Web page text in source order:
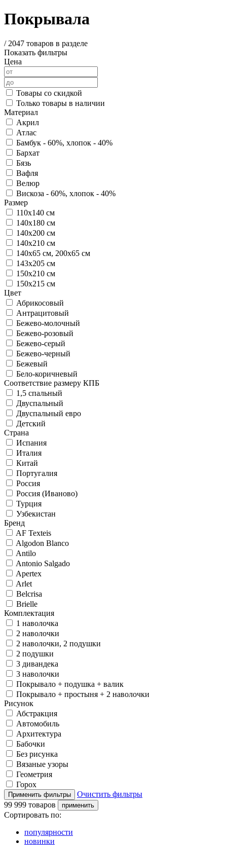
Покрывала
/ 2047 товаров в разделе
Показать фильтры
Цена
Товары со скидкой
Только товары в наличии
Материал
Акрил
Атлас
Бамбук - 60%, хлопок - 40%
Бархат
Бязь
Вафля
Велюр
Вискоза - 60%, хлопок - 40%
Размер
110х140 см
140х180 см
140х200 см
140х210 см
140х65 см, 200х65 см
143х205 см
150х210 см
150х215 см
Цвет
Абрикосовый
Антрацитовый
Бежево-молочный
Бежево-розовый
Бежево-серый
Бежево-черный
Бежевый
Бело-коричневый
Соответствие размеру КПБ
1,5 спальный
Двуспальный
Двуспальный евро
Детский
Страна
Испания
Италия
Китай
Португалия
Россия
Россия (Иваново)
Турция
Узбекистан
Бренд
AF Texteis
Algodon Blanco
Antilo
Antonio Salgado
Apertex
Arlet
Belcrisa
Brielle
Комплектация
1 наволочка
2 наволочки
2 наволочки, 2 подушки
2 подушки
3 дивандека
3 наволочки
Покрывало + подушка + валик
Покрывало + простыня + 2 наволочки
Рисунок
Абстракция
Автомобиль
Архитектура
Бабочки
Без рисунка
Вязаные узоры
Геометрия
Горох
Очистить фильтры
99 999 товаров
Сортировать по:
популярности
новинки